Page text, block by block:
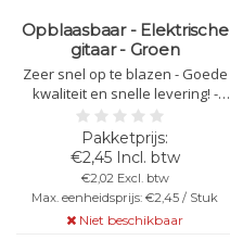
Opblaasbaar - Elektrische
gitaar - Groen
Zeer snel op te blazen - Goede
kwaliteit en snelle levering! -
Kleur: Groen
€2,45 Incl. btw
€2,02 Excl. btw
Max. eenheidsprijs: €2,45 / Stuk
Niet beschikbaar